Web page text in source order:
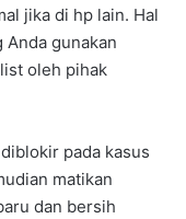
jika di hp lain. Hal
Anda gunakan
oleh pihak
pada kasus
matikan
dan bersih